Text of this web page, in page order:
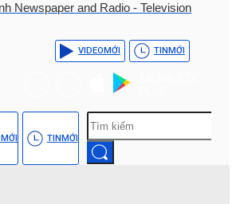
Newspaper and Radio - Television
VIDEOMỚI TINMỚI
MỚI TINMỚI